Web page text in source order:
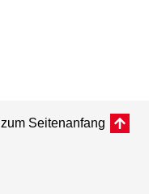
zum Seitenanfang